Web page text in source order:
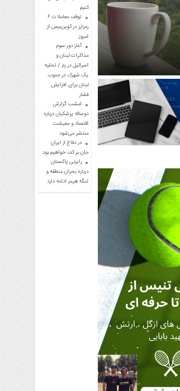
کنیم
توقف معاملات ۶
رمزارز در کوین‌بیس از
امروز
آغاز دور سوم
مذاکرات لبنان و
اسرائیل در رم / تخلیه
یک شهرک در جنوب
لبنان برای افزایش
فشار
امشب گزارش
دوساله پزشکیان درباره
اقتصاد و معیشت
منتشر می‌شود
در دفاع از ایران
جان بر کف خواهیم بود
رایزنی پاکستان
درباره بحران منطقه و
تنگه هرمز ادامه دارد